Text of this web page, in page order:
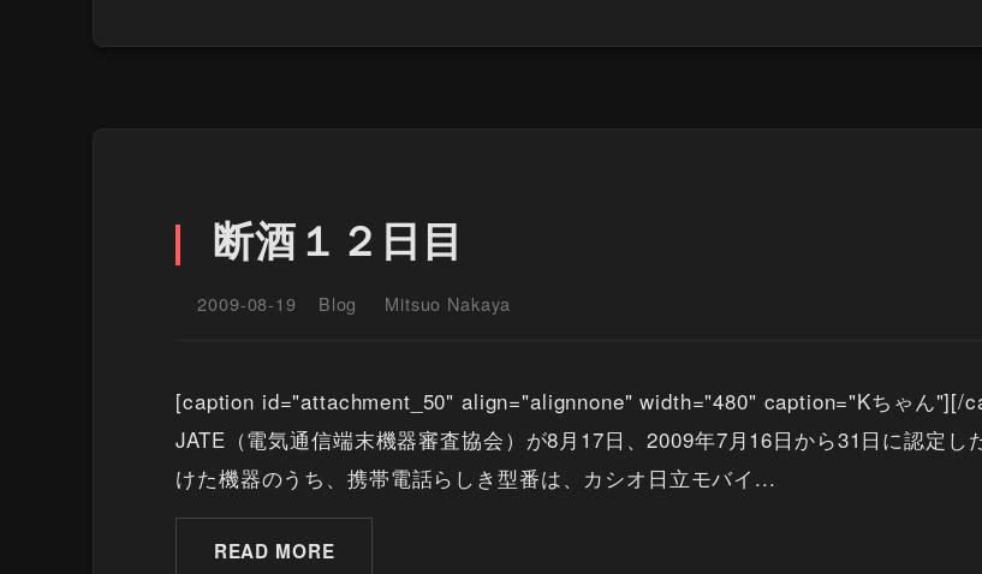
断酒１２日目
2009-08-19 Blog Mitsuo Nakaya
[caption id="attachment_50" align="alignnone" width="480" caption="Kちゃん
JATE（電気通信端末機器審査協会）が8月17日、2009年7月16日から31日に認定
けた機器のうち、携帯電話らしき型番は、カシオ日立モバイ...
READ MORE